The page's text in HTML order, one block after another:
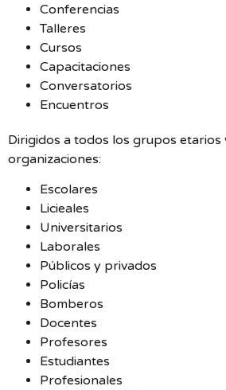
Conferencias
Talleres
Cursos
Capacitaciones
Conversatorios
Encuentros
Dirigidos a todos los grupos etarios
organizaciones:
Escolares
Licieales
Universitarios
Laborales
Públicos y privados
Policías
Bomberos
Docentes
Profesores
Estudiantes
Profesionales